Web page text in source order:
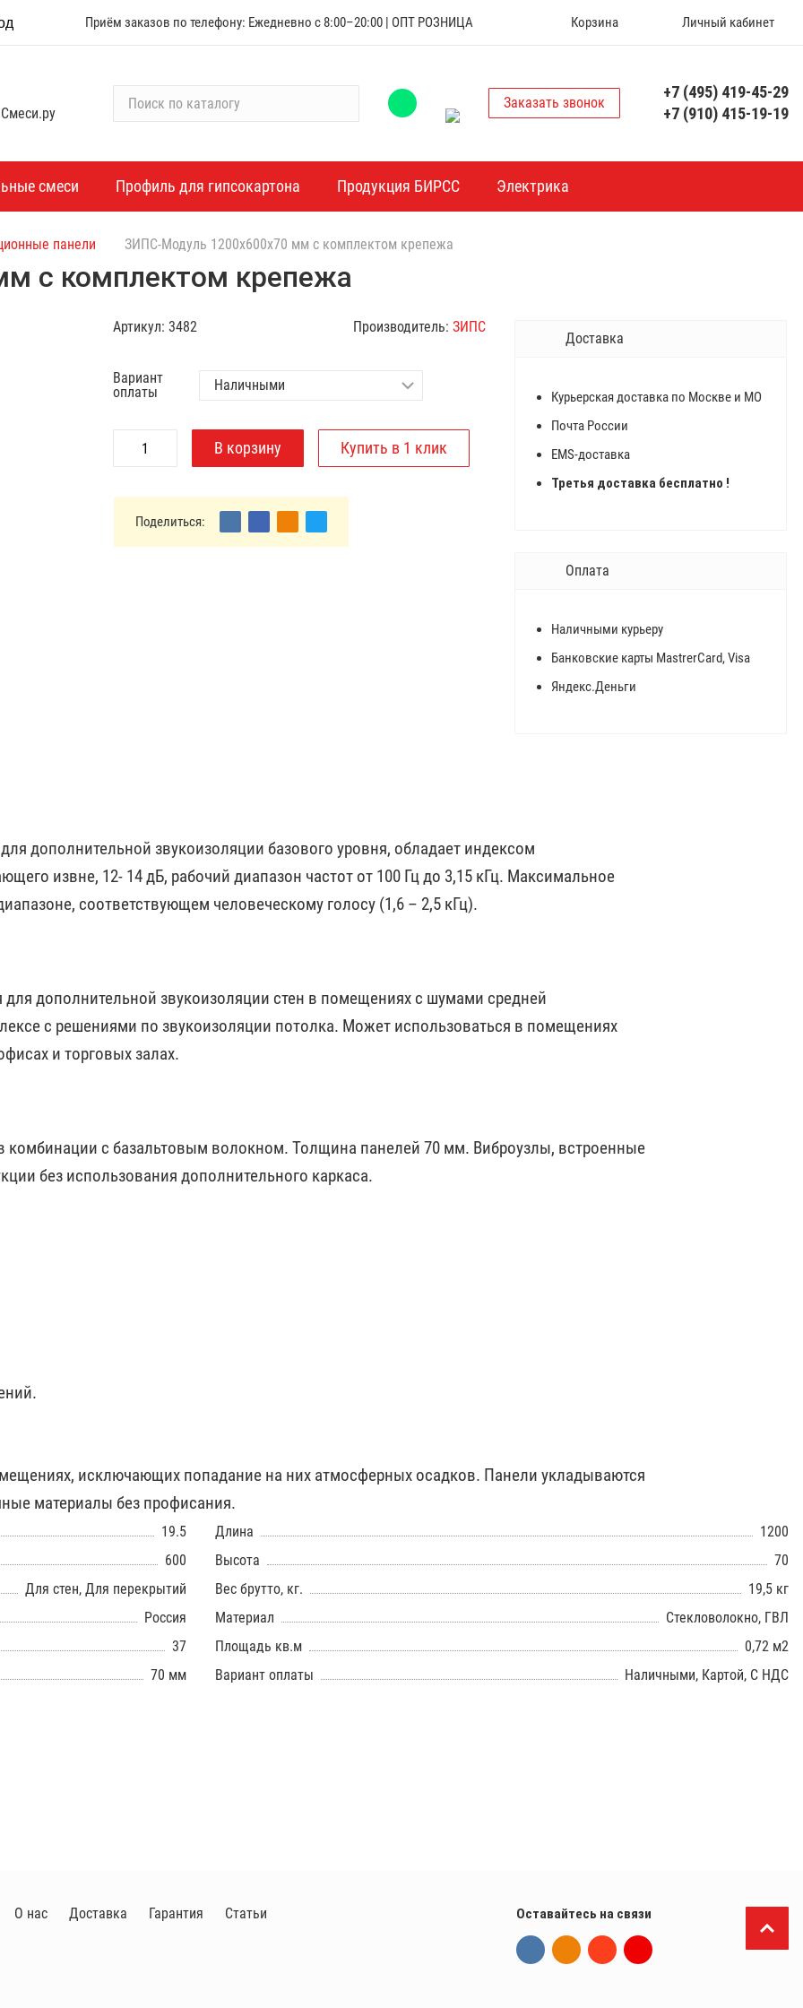
Приём заказов по телефону: Ежедневно с 8:00–20:00 | ОПТ РОЗНИЦА Корзина Личный кабинет
с
к
т
л
г
у
Заказать звонок
+7 (495) 419-45-29
+7 (910) 415-19-19
смеси Профиль для гипсокартона Продукция БИРСС Электрика
панели ЗИПС-Модуль 1200х600х70 мм с комплектом крепежа
с комплектом крепежа
Артикул: 3482 Производитель: ЗИПС
Вариант
оплаты
Поделиться:
Доставка
Курьерская доставка по Москве и МО
Почта России
EMS-доставка
Третья доставка бесплатно !
Оплата
Наличными курьеру
Банковские карты MastrerCard, Visa
Яндекс.Деньги
для дополнительной звукоизоляции базового уровня, обладает индексом
извне, 12- 14 дБ, рабочий диапазон частот от 100 Гц до 3,15 кГц. Максимальное
соответствующем человеческому голосу (1,6 – 2,5 кГц).
дополнительной звукоизоляции стен в помещениях с шумами средней
с решениями по звукоизоляции потолка. Может использоваться в помещениях
и торговых залах.
комбинации с базальтовым волокном. Толщина панелей 70 мм. Виброузлы, встроенные
без использования дополнительного каркаса.
исключающих попадание на них атмосферных осадков. Панели укладываются
материалы без профисания.
19.5 Длина
1200
600 Высота
70
Для стен, Для перекрытий Вес брутто, кг.
19,5 кг
Россия Материал
Стекловолокно, ГВЛ
37 Площадь кв.м
0,72 м2
70 мм Вариант оплаты Наличными, Картой, С НДС
О нас Доставка Гарантия Статьи Оставайтесь на связи